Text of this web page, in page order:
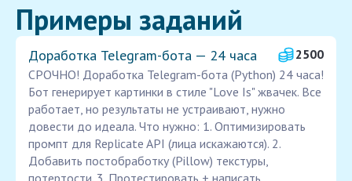
Примеры заданий
Доработка Telegram-бота — 24 часа
2500
СРОЧНО! Доработка Telegram-бота (Python) 24 часа!
Бот генерирует картинки в стиле "Love Is" жвачек. Все
работает, но результаты не устраивают, нужно
довести до идеала. Что нужно: 1. Оптимизировать
промпт для Replicate API (лица искажаются). 2.
Добавить постобработку (Pillow) текстуры,